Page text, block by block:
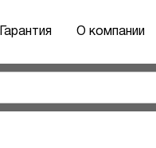
Гарантия О компании